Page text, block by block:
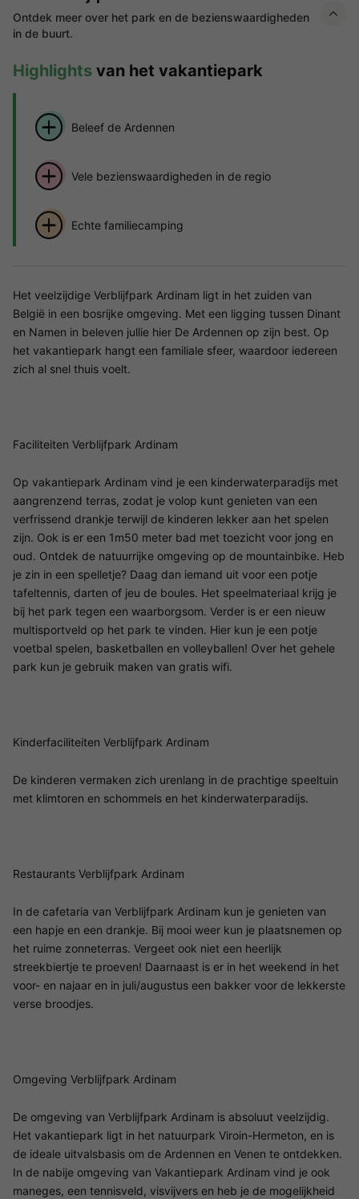
Ontdek meer over het park en de bezienswaardigheden
in de buurt.
Highlights van het vakantiepark
Beleef de Ardennen
Vele bezienswaardigheden in de regio
Echte familiecamping
Het veelzijdige Verblijfpark Ardinam ligt in het zuiden van
België in een bosrijke omgeving. Met een ligging tussen Dinant
en Namen in beleven jullie hier De Ardennen op zijn best. Op
het vakantiepark hangt een familiale sfeer, waardoor iedereen
zich al snel thuis voelt.
Faciliteiten Verblijfpark Ardinam
Op vakantiepark Ardinam vind je een kinderwaterparadijs met
aangrenzend terras, zodat je volop kunt genieten van een
verfrissend drankje terwijl de kinderen lekker aan het spelen
zijn. Ook is er een 1m50 meter bad met toezicht voor jong en
oud. Ontdek de natuurrijke omgeving op de mountainbike. Heb
je zin in een spelletje? Daag dan iemand uit voor een potje
tafeltennis, darten of jeu de boules. Het speelmateriaal krijg je
bij het park tegen een waarborgsom. Verder is er een nieuw
multisportveld op het park te vinden. Hier kun je een potje
voetbal spelen, basketballen en volleyballen! Over het gehele
park kun je gebruik maken van gratis wifi.
Kinderfaciliteiten Verblijfpark Ardinam
De kinderen vermaken zich urenlang in de prachtige speeltuin
met klimtoren en schommels en het kinderwaterparadijs.
Restaurants Verblijfpark Ardinam
In de cafetaria van Verblijfpark Ardinam kun je genieten van
een hapje en een drankje. Bij mooi weer kun je plaatsnemen op
het ruime zonneterras. Vergeet ook niet een heerlijk
streekbiertje te proeven! Daarnaast is er in het weekend in het
voor- en najaar en in juli/augustus een bakker voor de lekkerste
verse broodjes.
Omgeving Verblijfpark Ardinam
De omgeving van Verblijfpark Ardinam is absoluut veelzijdig.
Het vakantiepark ligt in het natuurpark Viroin-Hermeton, en is
de ideale uitvalsbasis om de Ardennen en Venen te ontdekken.
In de nabije omgeving van Vakantiepark Ardinam vind je ook
maneges, een tennisveld, visvijvers en heb je de mogelijkheid